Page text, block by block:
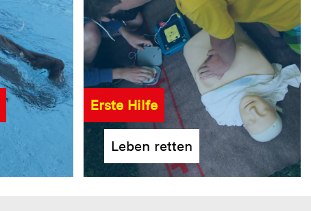
Erste Hilfe
Leben retten